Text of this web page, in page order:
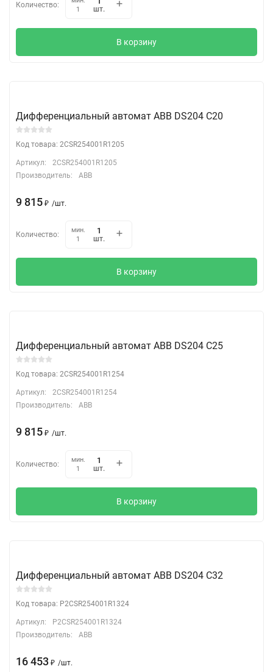
Количество:
1
шт.
В корзину
Дифференциальный автомат АВВ DS204 C20
Код товара: 2CSR254001R1205
Артикул:
2CSR254001R1205
Производитель:
ABB
9 815 ₽ /шт.
Количество:
мин.
1
шт.
В корзину
Дифференциальный автомат АВВ DS204 C25
Код товара: 2CSR254001R1254
Артикул:
2CSR254001R1254
Производитель:
ABB
9 815 ₽ /шт.
Количество:
мин.
1
шт.
В корзину
Дифференциальный автомат АВВ DS204 C32
Код товара: P2CSR254001R1324
Артикул:
P2CSR254001R1324
Производитель:
ABB
16 453 ₽ /шт.